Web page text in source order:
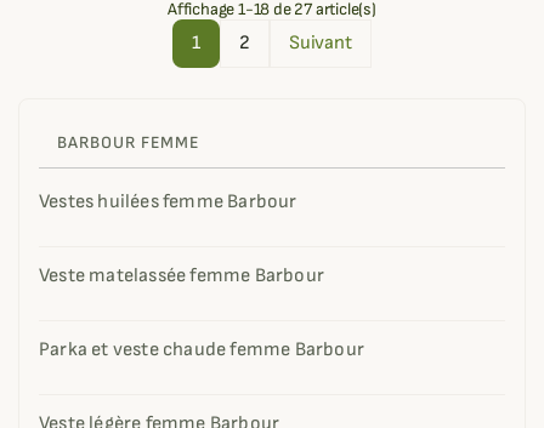
BARBOUR FEMME
Vestes huilées femme Barbour
Veste matelassée femme Barbour
Parka et veste chaude femme Barbour
Affichage 1-18 de 27 article(s)
1 2 Suivant